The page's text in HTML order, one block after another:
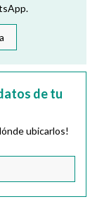
de tu
ubicarlos!